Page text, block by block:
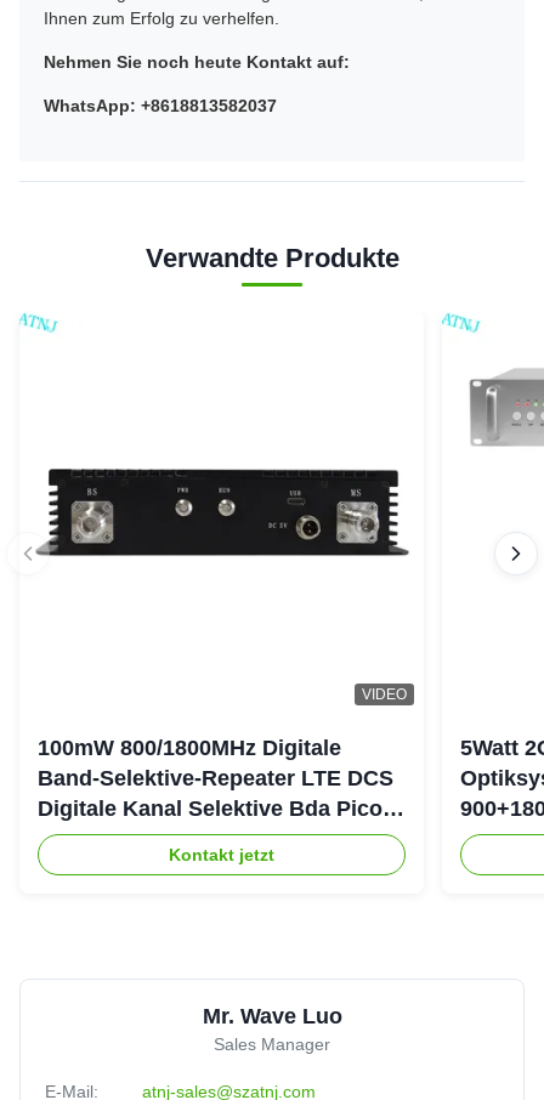
Ihnen zum Erfolg zu verhelfen.
Nehmen Sie noch heute Kontakt auf:
WhatsApp: +8618813582037
Verwandte Produkte
VIDEO
100mW 800/1800MHz Digitale
Band-Selektive-Repeater LTE DCS
Digitale Kanal Selektive Bda Pico-
Repeater
Kontakt jetzt
5Watt
DAS-
Mr. Wave Luo
Sales Manager
E-Mail: atnj-sales@szatnj.com